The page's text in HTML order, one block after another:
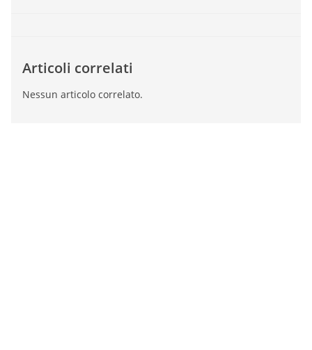
Articoli correlati
Nessun articolo correlato.